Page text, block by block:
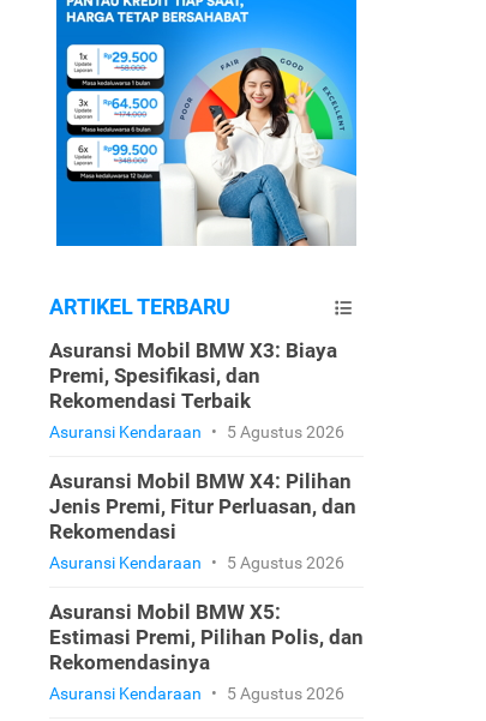
ARTIKEL TERBARU
Asuransi Mobil BMW X3: Biaya
Premi, Spesifikasi, dan
Rekomendasi Terbaik
Asuransi Kendaraan • 5 Agustus 2026
Asuransi Mobil BMW X4: Pilihan
Jenis Premi, Fitur Perluasan, dan
Rekomendasi
Asuransi Kendaraan • 5 Agustus 2026
Asuransi Mobil BMW X5:
Estimasi Premi, Pilihan Polis, dan
Rekomendasinya
Asuransi Kendaraan • 5 Agustus 2026